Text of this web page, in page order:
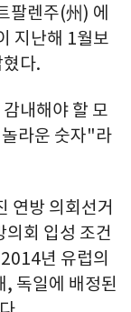
팔렌주(州) 에
지난해 1월보
다.
내해야 할 모
라운 숫자"라
연방 의회선거
회 입성 조건
년 유럽의
독일에 배정된